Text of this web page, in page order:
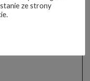
CHIŃCZYKAze strony